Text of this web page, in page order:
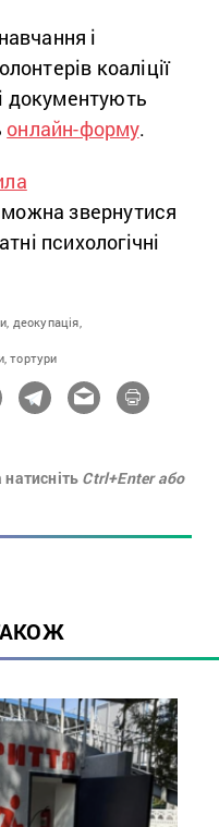
і
коаліції
документують
онлайн-форму.
можна звернутися
психологічні
деокупація,
тортури
Ctrl+Enter або